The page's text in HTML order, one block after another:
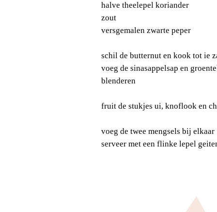
halve theelepel koriander
zout
versgemalen zwarte peper
schil de butternut en kook tot ie
voeg de sinasappelsap en
blenderen
fruit de stukjes ui, knoflook en
voeg de twee mengsels bij elkaar
serveer met een flinke lepel